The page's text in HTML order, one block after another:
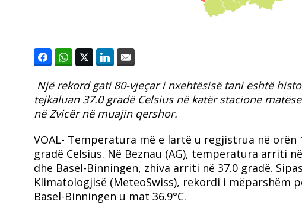
Një rekord gati 80-vjeçar i nxehtësisë tani është
tejkaluan 37.0 gradë Celsius në katër stacione
në Zvicër në muajin qershor.
VOAL- Temperatura më e lartë u regjistrua në orën
gradë Celsius. Në Beznau (AG), temperatura arriti
dhe Basel-Binningen, zhiva arriti në 37.0 gradë.
Klimatologjisë (MeteoSwiss), rekordi i mëparshëm
Basel-Binningen u mat 36.9°C.